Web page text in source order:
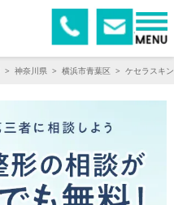
> 神奈川県 > 横浜市青葉区 > ケセラスキ